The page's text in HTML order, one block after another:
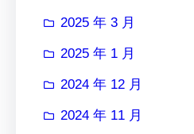
2025 年 3 月
2025 年 1 月
2024 年 12 月
2024 年 11 月